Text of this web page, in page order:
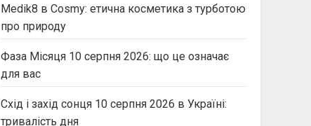
Medik8 в Cosmy: етична косметика з турботою
про природу
Фаза Місяця 10 серпня 2026: що це означає
для вас
Схід і захід сонця 10 серпня 2026 в Україні:
тривалість дня